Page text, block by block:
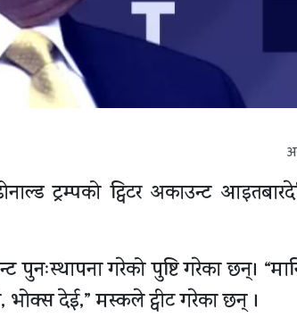
डोनाल्ड ट्रम्पको ट्विटर अकाउन्ट
पुनःस्थापना गरेको पुष्टि गरेका छन्।
भोक्स देई,” मस्कले ट्वीट गरेका छन् ।